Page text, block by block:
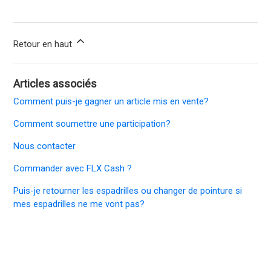
Retour en haut
Articles associés
Comment puis-je gagner un article mis en vente?
Comment soumettre une participation?
Nous contacter
Commander avec FLX Cash ?
Puis-je retourner les espadrilles ou changer de pointure si
mes espadrilles ne me vont pas?